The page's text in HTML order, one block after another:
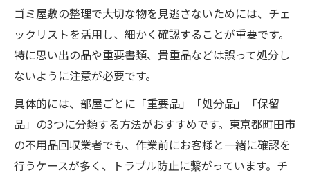
ゴミ屋敷の整理で大切な物を見逃さないためには、チェ
ックリストを活用し、細かく確認することが重要です。
特に思い出の品や重要書類、貴重品などは誤って処分し
ないように注意が必要です。
具体的には、部屋ごとに「重要品」「処分品」「保留
品」の3つに分類する方法がおすすめです。東京都町田市
の不用品回収業者でも、作業前にお客様と一緒に確認を
行うケースが多く、トラブル防止に繋がっています。チ